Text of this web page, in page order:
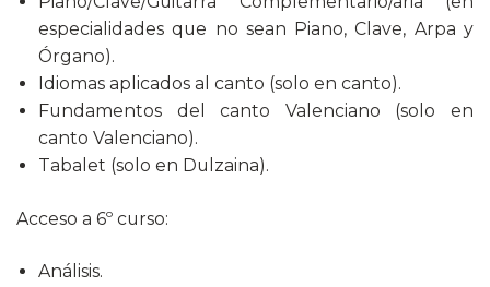
especialidades que no sean Piano, Clave, Arpa y
Órgano).
Idiomas aplicados al canto (solo en canto).
Fundamentos del canto Valenciano (solo en
canto Valenciano).
Tabalet (solo en Dulzaina).
Acceso a 6º curso:
Análisis.